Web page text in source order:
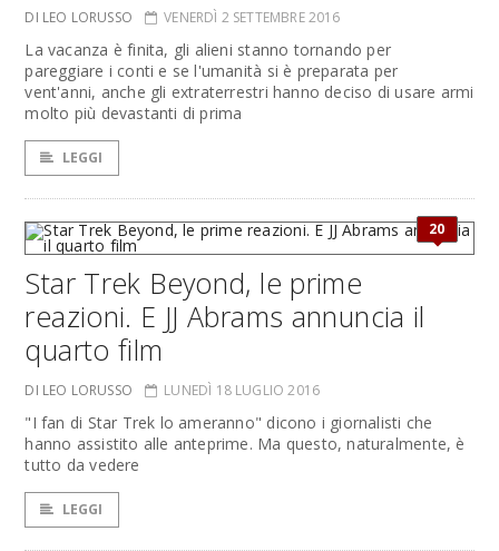
DI LEO LORUSSO VENERDÌ 2 SETTEMBRE 2016
La vacanza è finita, gli alieni stanno tornando per
pareggiare i conti e se l'umanità si è preparata per
vent'anni, anche gli extraterrestri hanno deciso di usare armi
molto più devastanti di prima
LEGGI
20
Star Trek Beyond, le prime
reazioni. E JJ Abrams annuncia il
quarto film
DI LEO LORUSSO LUNEDÌ 18 LUGLIO 2016
"I fan di Star Trek lo ameranno" dicono i giornalisti che
hanno assistito alle anteprime. Ma questo, naturalmente, è
tutto da vedere
LEGGI